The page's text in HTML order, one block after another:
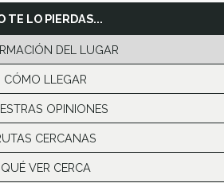
TE LO PIERDAS...
DEL LUGAR
CÓMO LLEGAR
OPINIONES
CERCANAS
QUÉ VER CERCA